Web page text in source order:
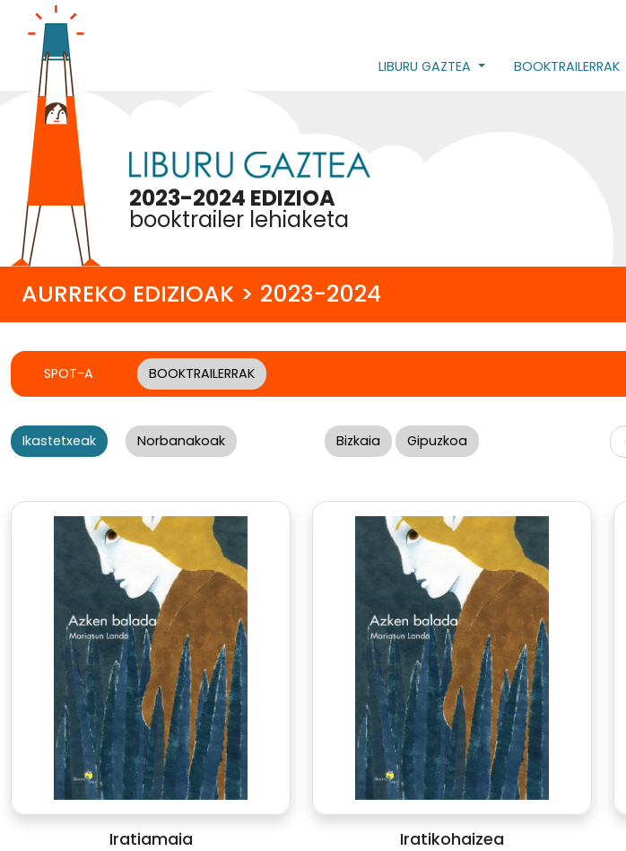
LIBURU GAZTEA BOOKTRAILERRAK
2023-2024 EDIZIOA
booktrailer lehiaketa
AURREKO EDIZIOAK > 2023-2024
SPOT-A BOOKTRAILERRAK
Ikastetxeak Norbanakoak Bizkaia Gipuzkoa
Iratiamaia Iratikohaizea